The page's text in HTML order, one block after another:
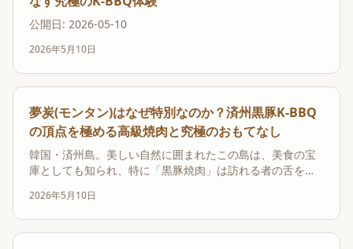
公開日: 2026-05-10
2026年5月10日
夢炭(モンタン)はなぜ特別なのか？済州黒豚K-BBQ
の頂点を極める高級焼肉と究極のおもてなし
韓国・済州島。美しい自然に囲まれたこの島は、美食の宝
庫としても知られ、特に「黒豚焼肉」は訪れる者の舌を魅
ン」といった、連日行列の絶えない有名店がひしめき合
い、K-BBQの激戦区となっています。そんな中、既存の人
気店とは一線を画し、食通たちから熱狂的な支持を集め
2026年5月10日